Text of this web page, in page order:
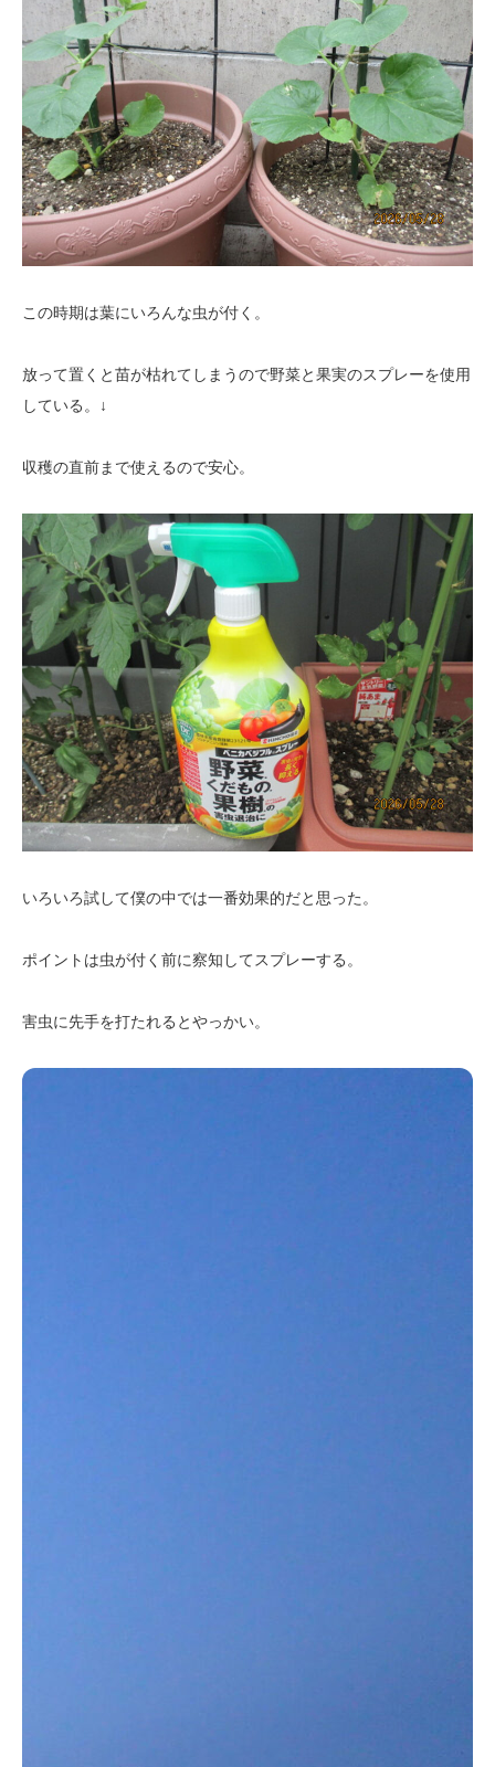
この時期は葉にいろんな虫が付く。
放って置くと苗が枯れてしまうので野菜と果実のスプレーを使用
している。↓
収穫の直前まで使えるので安心。
いろいろ試して僕の中では一番効果的だと思った。
ポイントは虫が付く前に察知してスプレーする。
害虫に先手を打たれるとやっかい。